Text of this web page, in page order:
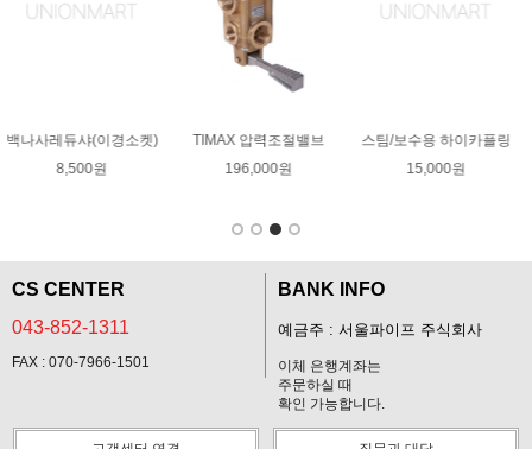
밸브
스팀/보수용 하이카플링
강관 15A(1/2")
하이카플링
HIDR 소
CS CENTER
043-852-1311
FAX : 070-7966-1501
BANK INFO
예금주 : 서울파이프 주식회사
이체 은행계좌는
주문하실 때
확인 가능합니다.